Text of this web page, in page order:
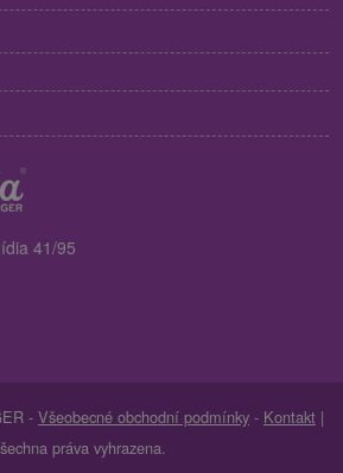
41/95
- Všeobecné obchodní podmínky - Kontakt |
práva vyhrazena.